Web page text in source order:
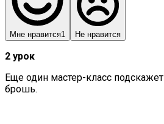
Мне нравится1 Не нравится
2 урок
Еще один мастер-класс
брошь.